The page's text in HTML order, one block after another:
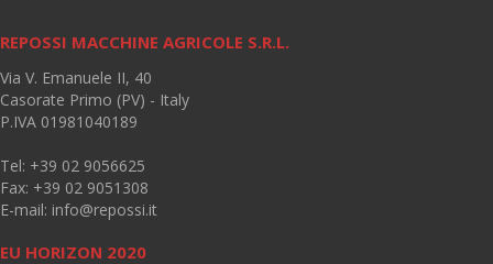
REPOSSI MACCHINE AGRICOLE S.R.L.
Via V. Emanuele II, 40
Casorate Primo (PV) - Italy
P.IVA 01981040189
Tel: +39 02 9056625
Fax: +39 02 9051308
E-mail: info@repossi.it
EU HORIZON 2020